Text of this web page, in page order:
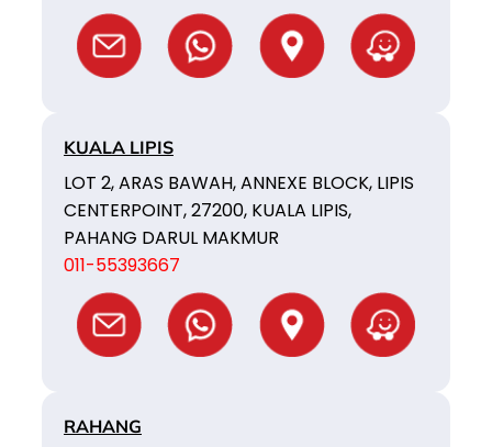
KUALA LIPIS
LOT 2, ARAS BAWAH, ANNEXE BLOCK, LIPIS
CENTERPOINT, 27200, KUALA LIPIS,
PAHANG DARUL MAKMUR
011-55393667
RAHANG